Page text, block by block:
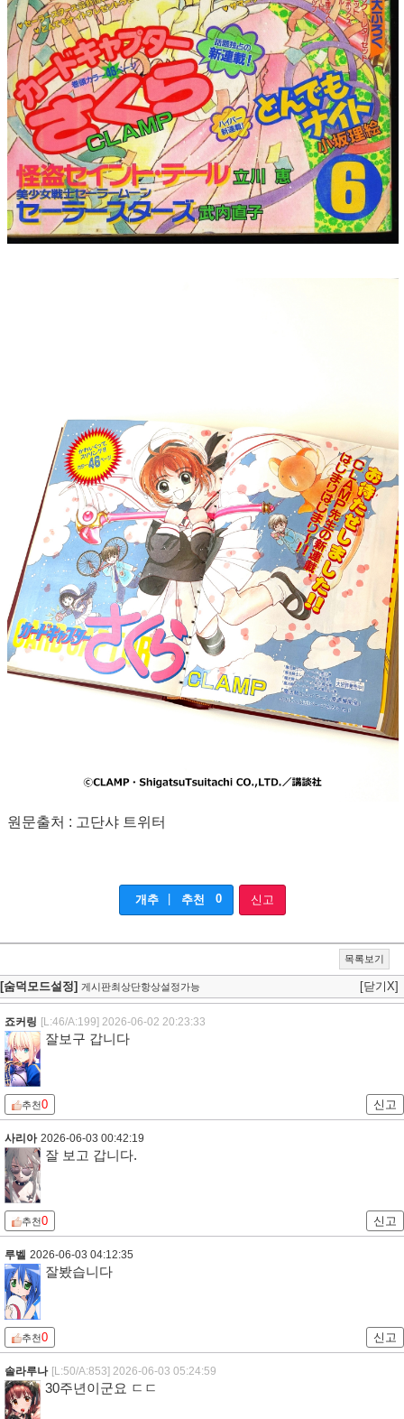
원문출처 : 고단샤 트위터
개추 추천 0 신고
목록보기
[숨덕모드설정] 게시판최상단항상설정가능 [닫기X]
죠커링 [L:46/A:199] 2026-06-02 20:23:33
잘보구 갑니다
추천0 신고
사리아 2026-06-03 00:42:19
잘 보고 갑니다.
추천0 신고
루벨 2026-06-03 04:12:35
잘봤습니다
추천0 신고
솔라루나 [L:50/A:853] 2026-06-03 05:24:59
30주년이군요 ㄷㄷ